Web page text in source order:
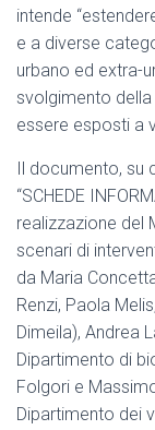
intende
e a diverse
urbano ed extra-
svolgimento
essere esposti a
Il documento, su
“SCHEDE
realizzazione del
scenari di
da Maria
Renzi, Paola
Dimeila), Andrea
Dipartimento di
Folgori e
Dipartimento dei